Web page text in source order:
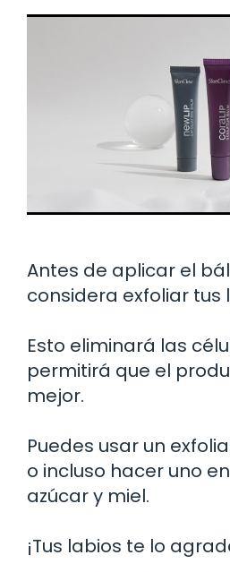
Antes de aplicar el
considera exfoliar tus
Esto eliminará las
permitirá que el
mejor.
Puedes usar un
o incluso hacer uno
azúcar y miel.
¡Tus labios te lo